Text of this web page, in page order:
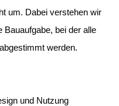
um. Dabei verstehen wir
Bauaufgabe, bei der alle
werden.
und Nutzung